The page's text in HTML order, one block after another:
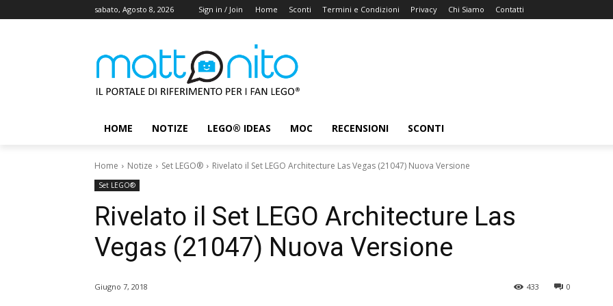
sabato, Agosto 8, 2026 Sign in / Join Home Sconti Termini e Condizioni Privacy Chi Siamo Contatti
HOME NOTIZE LEGO® IDEAS MOC RECENSIONI SCONTI
Home Notize Set LEGO® Rivelato il Set LEGO Architecture Las Vegas (21047) Nuova Versione
Set LEGO®
Rivelato il Set LEGO Architecture Las
Vegas (21047) Nuova Versione
Giugno 7, 2018 0
433